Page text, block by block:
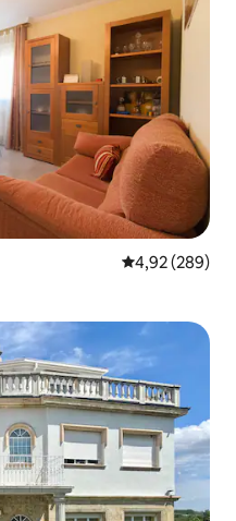
Prosječna
4,92 (289)